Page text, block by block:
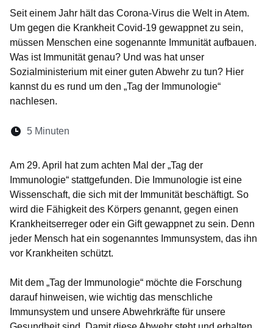
Seit einem Jahr hält das Corona-Virus die Welt in Atem.
Um gegen die Krankheit Covid-19 gewappnet zu sein,
müssen Menschen eine sogenannte Immunität aufbauen.
Was ist Immunität genau? Und was hat unser
Sozialministerium mit einer guten Abwehr zu tun? Hier
kannst du es rund um den „Tag der Immunologie“
nachlesen.
Lesedauer:
5 Minuten
Am 29. April hat zum achten Mal der „Tag der
Immunologie“ stattgefunden. Die Immunologie ist eine
Wissenschaft, die sich mit der Immunität beschäftigt. So
wird die Fähigkeit des Körpers genannt, gegen einen
Krankheitserreger oder ein Gift gewappnet zu sein. Denn
jeder Mensch hat ein sogenanntes Immunsystem, das ihn
vor Krankheiten schützt.
Mit dem „Tag der Immunologie“ möchte die Forschung
darauf hinweisen, wie wichtig das menschliche
Immunsystem und unsere Abwehrkräfte für unsere